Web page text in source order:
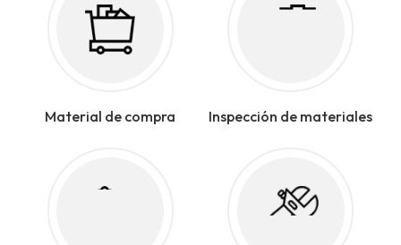
Material de compra Inspección de materiales